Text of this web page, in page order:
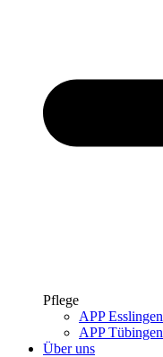
Pflege
APP Esslingen
APP Tübingen
Über uns